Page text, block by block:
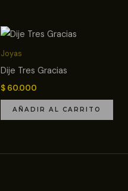
Joyas
Dije Tres Gracias
$ 60.000
AÑADIR AL CARRITO